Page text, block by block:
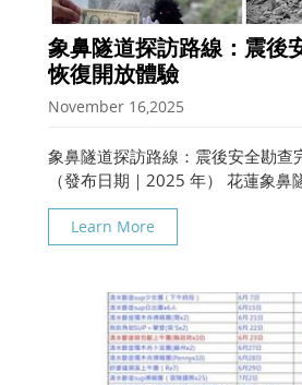
象鼻隧道探訪路線：震後
恢復開放體驗
November 16,2025
象鼻隧道探訪路線：震後安全勘查
（發布日期｜2025 年） 花蓮象鼻
壹元紙鈔上的經典畫面，也是好野
線之一。 2024 年花蓮大地震後，
Learn More